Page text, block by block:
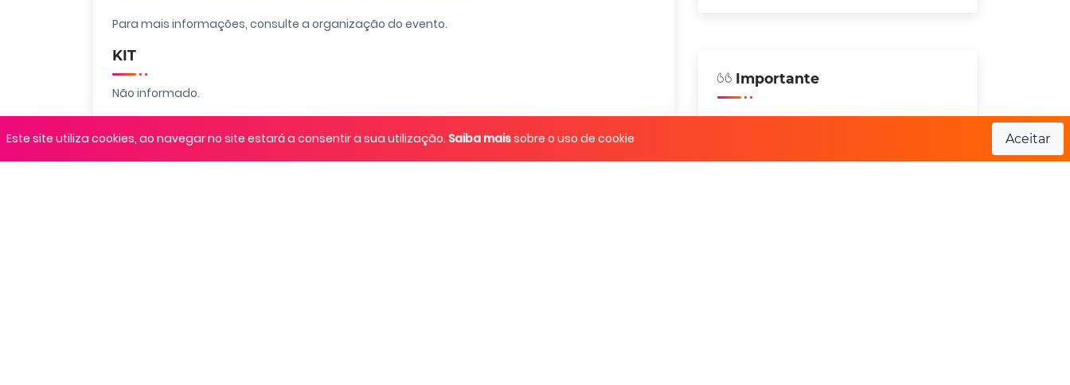
Para mais informações, consulte a organização do evento.
KIT
Não informado.
Localização
Importante
alterações ou divergência de informação.
Este site utiliza cookies, ao navegar no site estará a consentir a sua utilização. Saiba maissobre o uso de cookie Aceitar